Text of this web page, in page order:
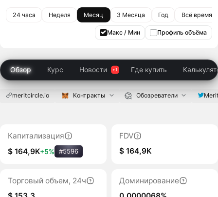
24 часа Неделя Месяц 3 Месяца Год Всё время
Макс / Мин Профиль объёма
Обзор Курс Новости Где купить
meritcircle.io Контракты Обозреватели
Капитализация
$ 164,9K+5% #5596
FDV
$ 164,9K
Торговый объем, 24ч
Доминирование